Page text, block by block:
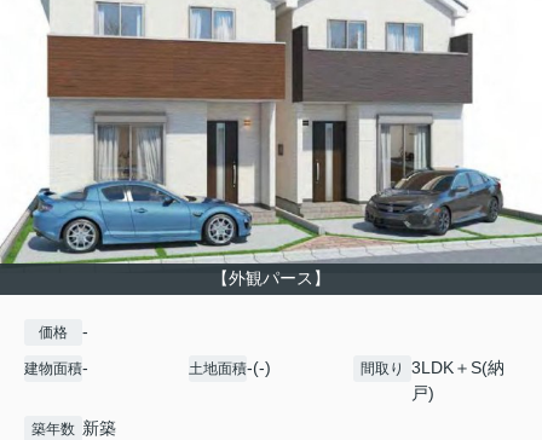
【外観パース】
価格 -
建物面積- 土地面積-(-) 間取り
3LDK＋S(納
戸)
築年数 新築